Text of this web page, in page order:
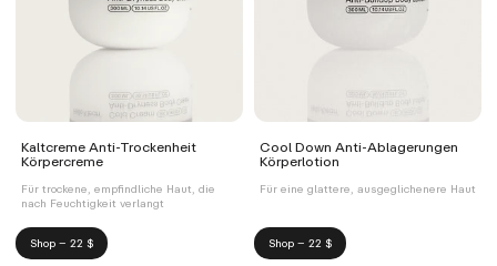
Kaltcreme Anti-Trockenheit
Körpercreme
Für trockene, empfindliche Haut, die
nach Feuchtigkeit verlangt
Shop – 22 $
Cool Down Anti-Ablagerungen
Körperlotion
Für eine glattere, ausgeglichenere Haut
Shop – 22 $